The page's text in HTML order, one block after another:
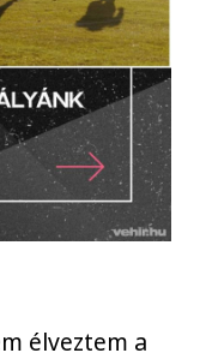
élveztem a